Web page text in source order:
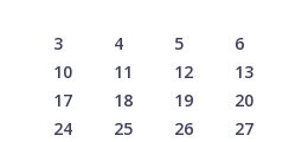
3
4 5 6
10
11 12 13
17
18 19 20
24
25 26 27